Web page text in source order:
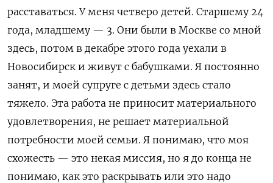
расставаться. У меня четверо детей. Старшему 24
года, младшему — 3. Они были в Москве со мной
здесь, потом в декабре этого года уехали в
Новосибирск и живут с бабушками. Я постоянно
занят, и моей супруге с детьми здесь стало
тяжело. Эта работа не приносит материального
удовлетворения, не решает материальной
потребности моей семьи. Я понимаю, что моя
схожесть — это некая миссия, но я до конца не
понимаю, как это раскрывать или это надо